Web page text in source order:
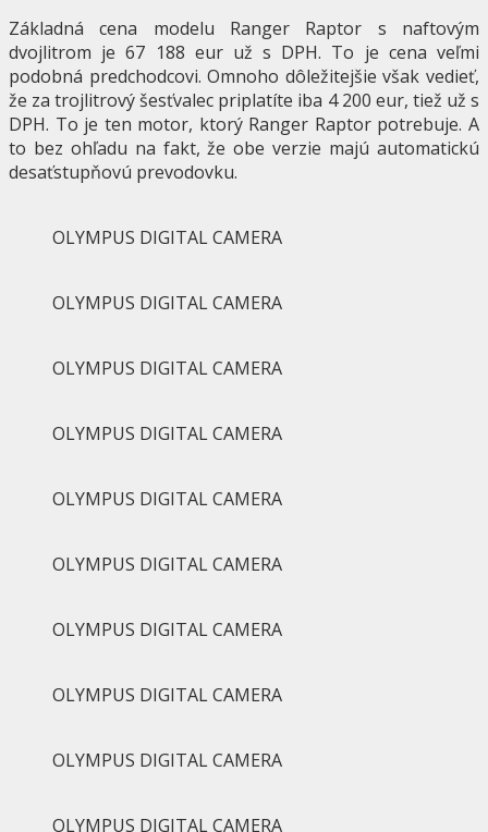
Základná cena modelu Ranger Raptor s naftovým
dvojlitrom je 67 188 eur už s DPH. To je cena veľmi
podobná predchodcovi. Omnoho dôležitejšie však vedieť,
že za trojlitrový šesťvalec priplatíte iba 4 200 eur, tiež už s
DPH. To je ten motor, ktorý Ranger Raptor potrebuje. A
to bez ohľadu na fakt, že obe verzie majú automatickú
desaťstupňovú prevodovku.
OLYMPUS DIGITAL CAMERA
OLYMPUS DIGITAL CAMERA
OLYMPUS DIGITAL CAMERA
OLYMPUS DIGITAL CAMERA
OLYMPUS DIGITAL CAMERA
OLYMPUS DIGITAL CAMERA
OLYMPUS DIGITAL CAMERA
OLYMPUS DIGITAL CAMERA
OLYMPUS DIGITAL CAMERA
OLYMPUS DIGITAL CAMERA